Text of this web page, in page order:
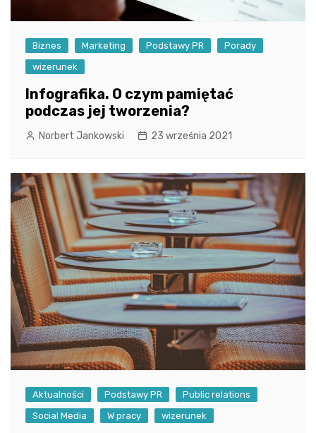
Biznes Marketing Podstawy PR
Porady
wizerunek
Infografika. O czym pamiętać
podczas jej tworzenia?
Norbert Jankowski 23 września 2021
Aktualności Podstawy PR
Public relations
Social Media
W pracy wizerunek